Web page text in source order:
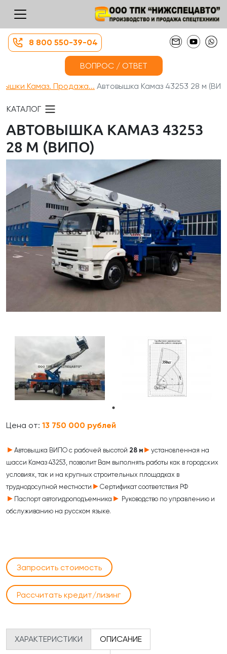
8 800 550-39-04
ВОПРОС / ОТВЕТ
Камаз. Продажа... Автовышка Камаз 43253 28 м (ВИ...
КАТАЛОГ
АВТОВЫШКА КАМАЗ 43253
28 М (ВИПО)
Цена от: 13 750 000 рублей
► Автовышка ВИПО с рабочей высотой 28 м ► установленная на
шасси Камаз 43253, позволит Вам выполнять работы как в городских
условиях, так и на крупных строительных площадках в
труднодосупной местности ► Сертификат соответствия РФ
► Паспорт автогидроподъемника ► Руководство по управлению и
обслуживанию на русском языке.
Запросить стоимость
Рассчитать кредит/лизинг
ХАРАКТЕРИСТИКИ ОПИСАНИЕ